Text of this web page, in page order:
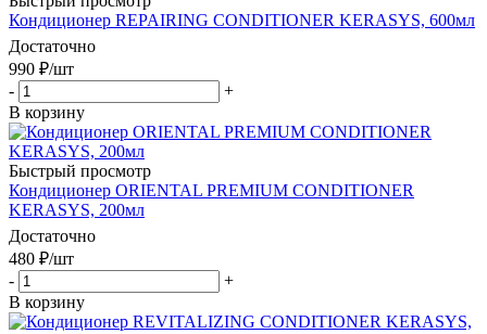
Кондиционер REPAIRING CONDITIONER KERASYS, 600мл
Достаточно
990 ₽/шт
-
+
В корзину
Быстрый просмотр
Кондиционер ORIENTAL PREMIUM CONDITIONER
KERASYS, 200мл
Достаточно
480 ₽/шт
-
+
В корзину